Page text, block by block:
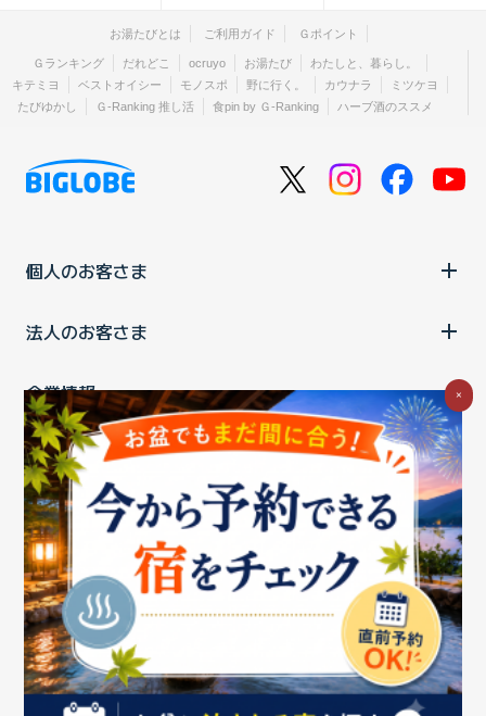
お湯たびとは ご利用ガイド Ｇポイント
Ｇランキング だれどこ ocruyo お湯たび
わたしと、暮らし。
キテミヨ
ベストオイシー モノスポ 野に行く。 カウナラ
ミツケヨ
たびゆかし
Ｇ-Ranking 推し活 食pin by Ｇ-Ranking ハーブ酒のススメ
個人のお客さま
法人のお客さま
企業情報
ご利用中の方
お問い合わせ消費税の表示 ウェブアクセシビリティの取り組み
個人情報保護ポリシープライバシーポータル
Cookieポリシー
特定商取引法に基づく表記情報セキュリティ基本方針
商標についてBIGLOBEトップ
×